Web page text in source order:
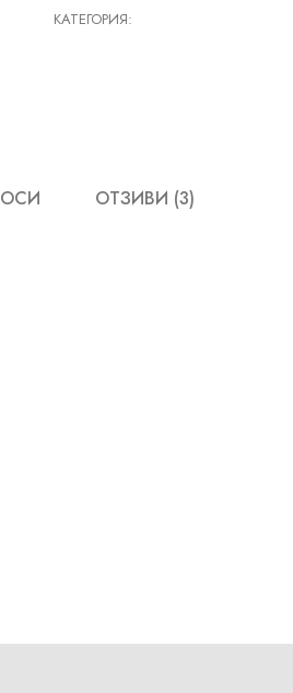
КАТЕГОРИЯ:
ОТЗИВИ (3)